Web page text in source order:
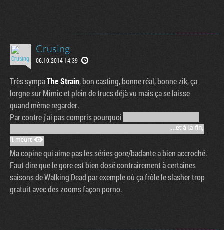
Crusing
06.10.2014 14:39
Très sympaThe Strain, bon casting, bonne réal, bonne zik, ça
lorgne sur Mimic et plein de trucs déjà vu mais ça se laisse
quand même regarder.
Par contre j'ai pas compris pourquoi
Ma copine qui aime pas les séries gore/badante a bien accroché.
Faut dire que le gore est bien dosé contrairement à certaines
saisons de Walking Dead par exemple où ça frôle le slasher trop
gratuit avec des zooms façon porno.
Tribune